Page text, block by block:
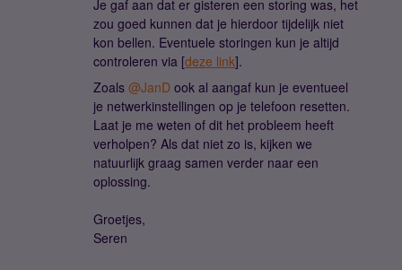
Je gaf aan dat er gisteren een storing was, het
zou goed kunnen dat je hierdoor tijdelijk niet
kon bellen. Eventuele storingen kun je altijd
controleren via [deze link].
Zoals ​ @JanD ook al aangaf kun je eventueel
je netwerkinstellingen op je telefoon resetten.
Laat je me weten of dit het probleem heeft
verholpen? Als dat niet zo is, kijken we
natuurlijk graag samen verder naar een
oplossing.
Groetjes,
Seren